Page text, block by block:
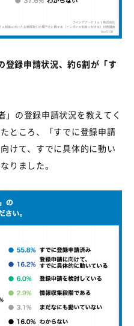
登録申請状況、約6割が「す
」の登録申請状況を教えてく
ところ、「すでに登録申請
けて、すでに具体的に動い
りました。